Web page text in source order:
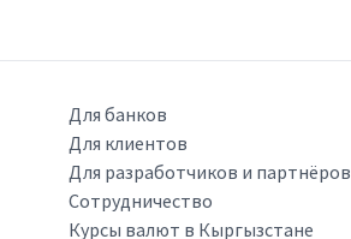
Для банков
Для клиентов
Для разработчиков и партнёров
Сотрудничество
Курсы валют в Кыргызстане